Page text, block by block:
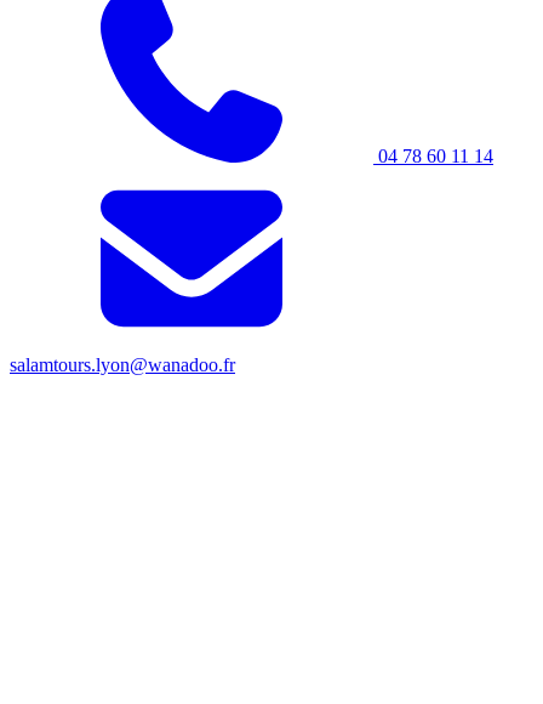
04 78 60 11 14
salamtours.lyon@wanadoo.fr